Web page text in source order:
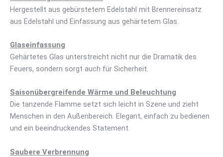
Hergestellt aus gebürstetem Edelstahl mit Brennereinsatz
aus Edelstahl und Einfassung aus gehärtetem Glas.
Glaseinfassung
Gehärtetes Glas unterstreicht nicht nur die Dramatik des
Feuers, sondern sorgt auch für Sicherheit.
Saisonübergreifende Wärme und Beleuchtung
Die tanzende Flamme setzt sich leicht in Szene und zieht
Menschen in den Außenbereich. Elegant, einfach zu bedienen
und ein beeindruckendes Statement.
Saubere Verbrennung